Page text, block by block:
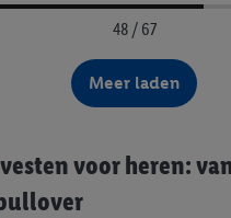
48 / 67
Meer laden
voor heren: